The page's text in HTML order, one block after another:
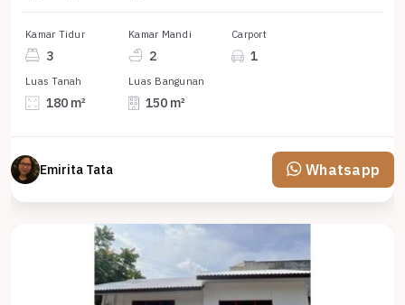
Kamar Tidur
3
Kamar Mandi
2
Carport
1
Luas Tanah
180 m²
Luas Bangunan
150 m²
Emirita Tata Whatsapp